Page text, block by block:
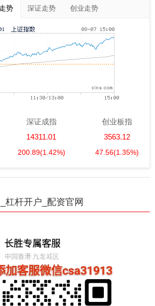
势 深证走势 创业走势
深证成指
14311.01
200.89(1.42%)
创业板指
3563.12
47.56(1.35%)
杠杆开户_配资官网